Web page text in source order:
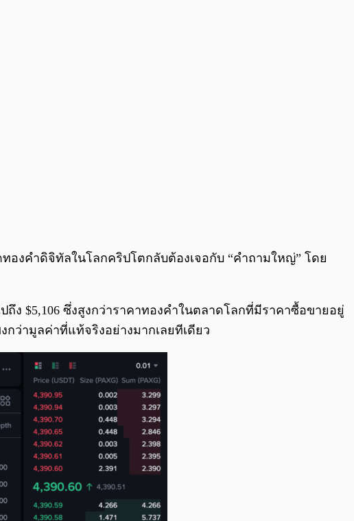
0:00/ 0:00
องคำดิจิทัลในโลกคริปโตกลับต้องเจอกับ “คำถามใหญ่” โดย
ปถึง $5,106 ซึ่งสูงกว่าราคาทองคำในตลาดโลกที่มีราคาซื้อขายอยู่
กว่ามูลค่าที่แท้จริงอย่างมากเลยทีเดียว